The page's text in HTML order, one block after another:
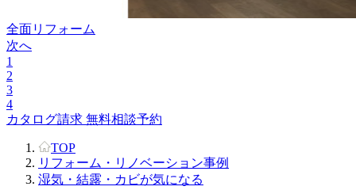
全面リフォーム
次へ
1
2
3
4
カタログ請求 無料相談予約
TOP
リフォーム・リノベーション事例
湿気・結露・カビが気になる